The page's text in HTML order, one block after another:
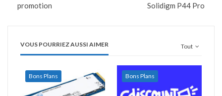
promotion
Solidigm P44 Pro
Tout
VOUS POURRIEZ AUSSI AIMER
Bons Plans Bons Plans